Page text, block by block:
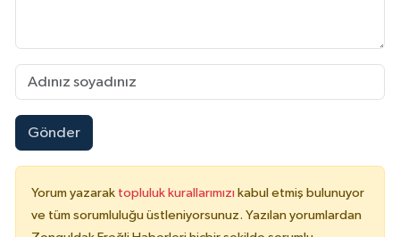
Gönder
Yorum yazarak topluluk kurallarımızı kabul etmiş bulunuyor
ve tüm sorumluluğu üstleniyorsunuz. Yazılan yorumlardan